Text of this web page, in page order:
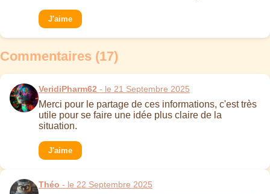
J'aime
Commentaires (17)
VeridiPharm62 - le 21 Septembre 2025
Merci pour le partage de ces informations, c'est très
utile pour se faire une idée plus claire de la
situation.
J'aime
Théo - le 22 Septembre 2025